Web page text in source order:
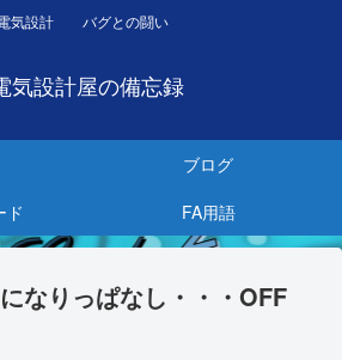
気設計 バグとの闘い
気設計屋の備忘録
ブログ
ド
FA用語
なりっぱなし・・・OFF